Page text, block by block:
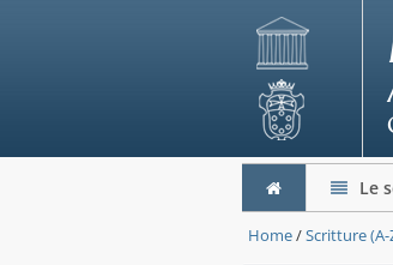
Le
Home/Scritture (A-